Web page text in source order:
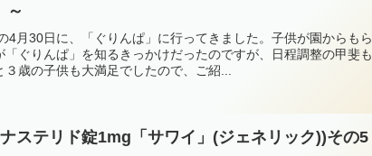
～
4月30日に、「ぐりんぱ」に行ってきました。子供が園からもら
ぐりんぱ」を知るきっかけだったのですが、日程調整の甲斐も
歳の子供も大満足でしたので、ご紹...
ステリド錠1mg「サワイ」(ジェネリック))その5